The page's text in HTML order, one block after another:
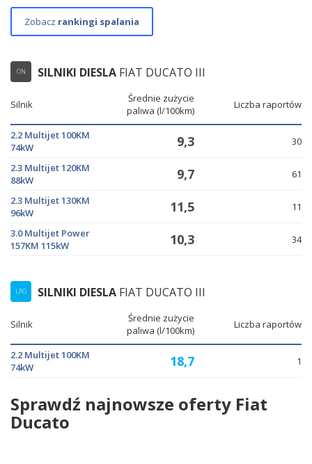
Zobacz rankingi spalania
ON SILNIKI DIESLA FIAT DUCATO III
Silnik
Średnie zużycie
paliwa (l/100km)
Liczba raportów
2.2 Multijet 100KM
74kW
9,3 30
2.3 Multijet 120KM
88kW
9,7 61
2.3 Multijet 130KM
96kW
11,5 11
3.0 Multijet Power
157KM 115kW
10,3 34
LPG SILNIKI DIESLA FIAT DUCATO III
Silnik
Średnie zużycie
paliwa (l/100km)
Liczba raportów
2.2 Multijet 100KM
74kW
18,7 1
Sprawdź najnowsze oferty Fiat
Ducato